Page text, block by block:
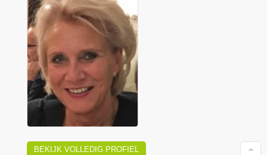
BEKIJK VOLLEDIG PROFIEL